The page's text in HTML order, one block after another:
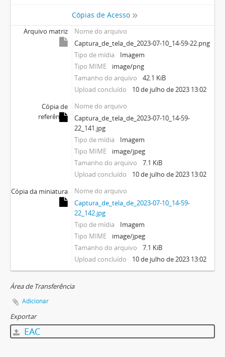
Cópias de Acesso
Arquivo matriz
Nome do arquivo
Captura_de_tela_de_2023-07-10_14-59-22.png
Tipo de mídia
Imagem
Tipo MIME
image/png
Tamanho do arquivo
42.1 KiB
Upload concluído
10 de julho de 2023 13:02
Cópia de
referência
Nome do arquivo
Captura_de_tela_de_2023-07-10_14-59-
22_141.jpg
Tipo de mídia
Imagem
Tipo MIME
image/jpeg
Tamanho do arquivo
7.1 KiB
Upload concluído
10 de julho de 2023 13:02
Cópia da miniatura
Nome do arquivo
Captura_de_tela_de_2023-07-10_14-59-
22_142.jpg
Tipo de mídia
Imagem
Tipo MIME
image/jpeg
Tamanho do arquivo
7.1 KiB
Upload concluído
10 de julho de 2023 13:02
Área de Transferência
Adicionar
Exportar
EAC